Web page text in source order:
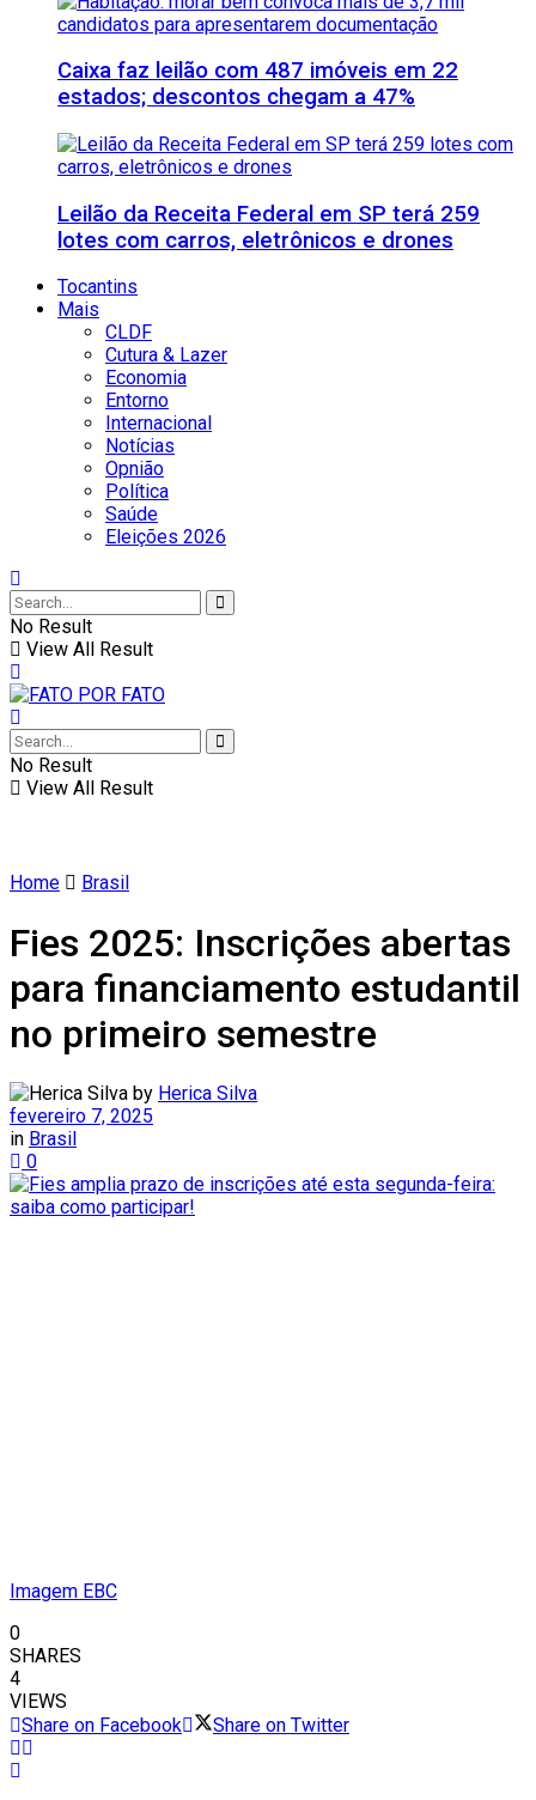
Caixa faz leilão com 487 imóveis em 22
estados; descontos chegam a 47%
Leilão da Receita Federal em SP terá 259
lotes com carros, eletrônicos e drones
Tocantins
Mais
CLDF
Cutura & Lazer
Economia
Entorno
Internacional
Notícias
Opnião
Política
Saúde
Eleições 2026
No Result
View All Result
No Result
View All Result
Home Brasil
Fies 2025: Inscrições abertas
para financiamento estudantil
no primeiro semestre
by Herica Silva
fevereiro 7, 2025
in Brasil
0
Imagem EBC
0
SHARES
4
VIEWS
Share on Facebook
Share on Twitter